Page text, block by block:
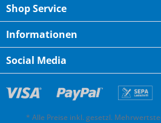
Shop Service
Informationen
Social Media
* Alle Preise inkl. gesetzl.